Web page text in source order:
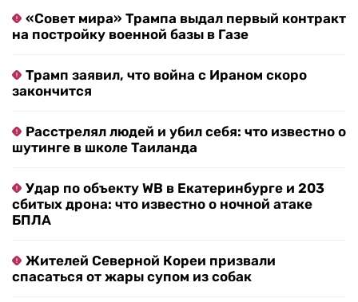
«Совет мира» Трампа выдал первый контракт
на постройку военной базы в Газе
Трамп заявил, что война с Ираном скоро
закончится
Расстрелял людей и убил себя: что известно о
шутинге в школе Таиланда
Удар по объекту WB в Екатеринбурге и 203
сбитых дрона: что известно о ночной атаке
БПЛА
Жителей Северной Кореи призвали
спасаться от жары супом из собак